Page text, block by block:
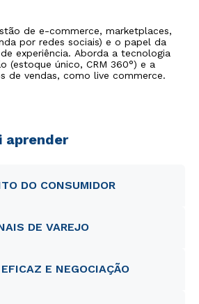
de e-commerce, marketplaces,
por redes sociais) e o papel da
experiência. Aborda a tecnologia
(estoque único, CRM 360°) e a
de vendas, como live commerce.
aprender
DO CONSUMIDOR
DE VAREJO
E NEGOCIAÇÃO